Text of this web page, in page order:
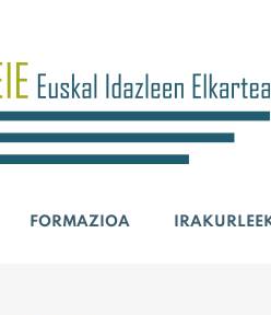
FORMAZIOA